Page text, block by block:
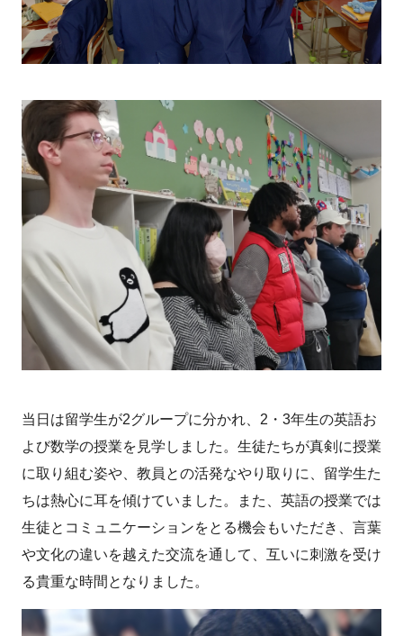
当日は留学生が2グループに分かれ、2・3年生の英語お
よび数学の授業を見学しました。生徒たちが真剣に授業
に取り組む姿や、教員との活発なやり取りに、留学生た
ちは熱心に耳を傾けていました。また、英語の授業では
生徒とコミュニケーションをとる機会もいただき、言葉
や文化の違いを越えた交流を通して、互いに刺激を受け
る貴重な時間となりました。